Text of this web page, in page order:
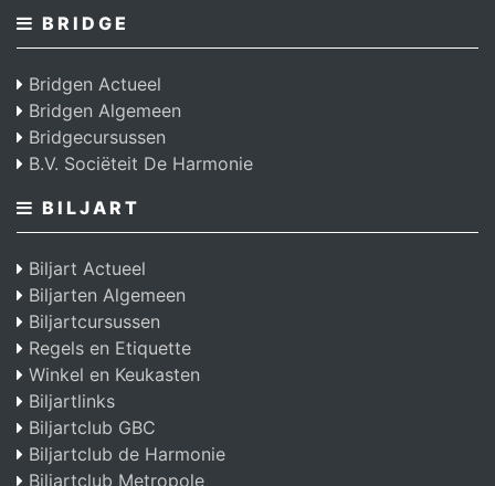
BRIDGE
Bridgen Actueel
Bridgen Algemeen
Bridgecursussen
B.V. Sociëteit De Harmonie
BILJART
Biljart Actueel
Biljarten Algemeen
Biljartcursussen
Regels en Etiquette
Winkel en Keukasten
Biljartlinks
Biljartclub GBC
Biljartclub de Harmonie
Biljartclub Metropole